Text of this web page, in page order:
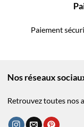
Paiement
Nos réseaux
Retrouvez toutes nos